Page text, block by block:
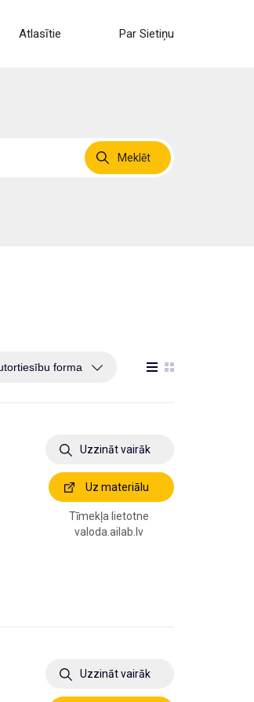
Atlasītie Par Sietiņu
Meklēt
Uzzināt vairāk
Uz materiālu
Tīmekļa lietotne
valoda.ailab.lv
Uzzināt vairāk